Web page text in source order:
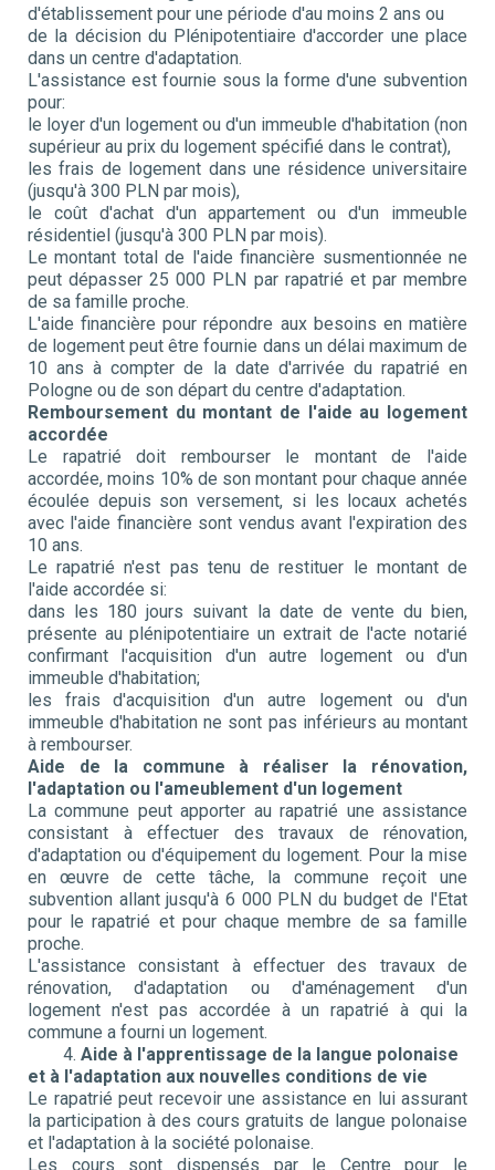
d'établissement pour une période d'au moins 2 ans ou
de la décision du Plénipotentiaire d'accorder une place
dans un centre d'adaptation.
L'assistance est fournie sous la forme d'une subvention
pour:
le loyer d'un logement ou d'un immeuble d'habitation (non
supérieur au prix du logement spécifié dans le contrat),
les frais de logement dans une résidence universitaire
(jusqu'à 300 PLN par mois),
le coût d'achat d'un appartement ou d'un immeuble
résidentiel (jusqu'à 300 PLN par mois).
Le montant total de l'aide financière susmentionnée ne
peut dépasser 25 000 PLN par rapatrié et par membre
de sa famille proche.
L'aide financière pour répondre aux besoins en matière
de logement peut être fournie dans un délai maximum de
10 ans à compter de la date d'arrivée du rapatrié en
Pologne ou de son départ du centre d'adaptation.
Remboursement du montant de l'aide au logement
accordée
Le rapatrié doit rembourser le montant de l'aide
accordée, moins 10% de son montant pour chaque année
écoulée depuis son versement, si les locaux achetés
avec l'aide financière sont vendus avant l'expiration des
10 ans.
Le rapatrié n'est pas tenu de restituer le montant de
l'aide accordée si:
dans les 180 jours suivant la date de vente du bien,
présente au plénipotentiaire un extrait de l'acte notarié
confirmant l'acquisition d'un autre logement ou d'un
immeuble d'habitation;
les frais d'acquisition d'un autre logement ou d'un
immeuble d'habitation ne sont pas inférieurs au montant
à rembourser.
Aide de la commune à réaliser la rénovation,
l'adaptation ou l'ameublement d'un logement
La commune peut apporter au rapatrié une assistance
consistant à effectuer des travaux de rénovation,
d'adaptation ou d'équipement du logement. Pour la mise
en œuvre de cette tâche, la commune reçoit une
subvention allant jusqu'à 6 000 PLN du budget de l'Etat
pour le rapatrié et pour chaque membre de sa famille
proche.
L'assistance consistant à effectuer des travaux de
rénovation, d'adaptation ou d'aménagement d'un
logement n'est pas accordée à un rapatrié à qui la
commune a fourni un logement.
4. Aide à l'apprentissage de la langue polonaise
et à l'adaptation aux nouvelles conditions de vie
Le rapatrié peut recevoir une assistance en lui assurant
la participation à des cours gratuits de langue polonaise
et l'adaptation à la société polonaise.
Les cours sont dispensés par le Centre pour le